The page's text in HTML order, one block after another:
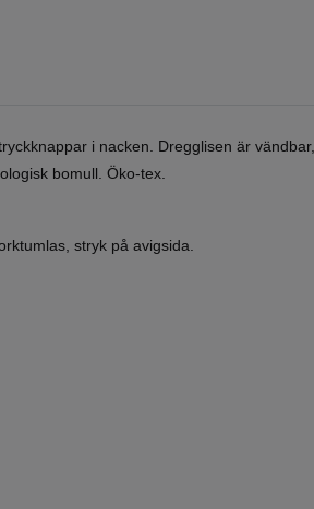
i nacken. Dregglisen är
bomull. Öko-tex.
stryk på avigsida.